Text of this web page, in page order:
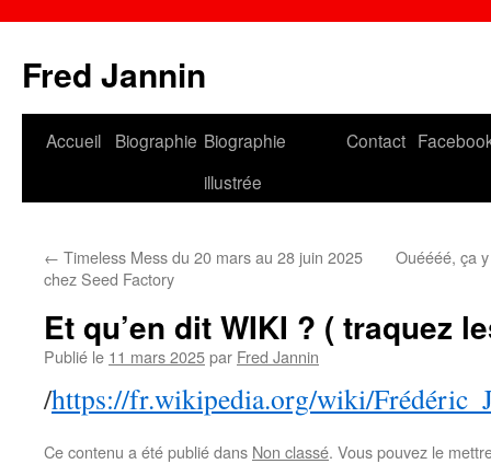
Fred Jannin
Accueil Biographie Biographie
illustrée
Contact
← Timeless Mess du 20 mars au 28 juin 2025
chez Seed Factory
Ouéééé, ça
Et qu’en dit WIKI ? ( traquez
Publié le 11 mars 2025par Fred Jannin
/https://fr.wikipedia.org/wiki/
Ce contenu a été publié dans Non classé. Vous pouvez le